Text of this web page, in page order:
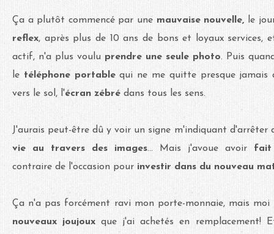
Ça a plutôt commencé par une mauvaise nouvelle, le
reflex, après plus de 10 ans de bons et loyaux services,
actif, n'a plus voulu prendre une seule photo. Puis
le téléphone portablequi ne me quitte presque jamais
vers le sol, l'écran zébré dans tous les sens.
J'aurais peut-être dû y voir un signe m'indiquant d'arrêter
vie au travers des images... Mais j'avoue avoir fait
contraire de l'occasion pour investir dans du nouveau
Ça n'a pas forcément ravi mon porte-monnaie, mais
nouveaux joujoux que j'ai achetés en remplacement!